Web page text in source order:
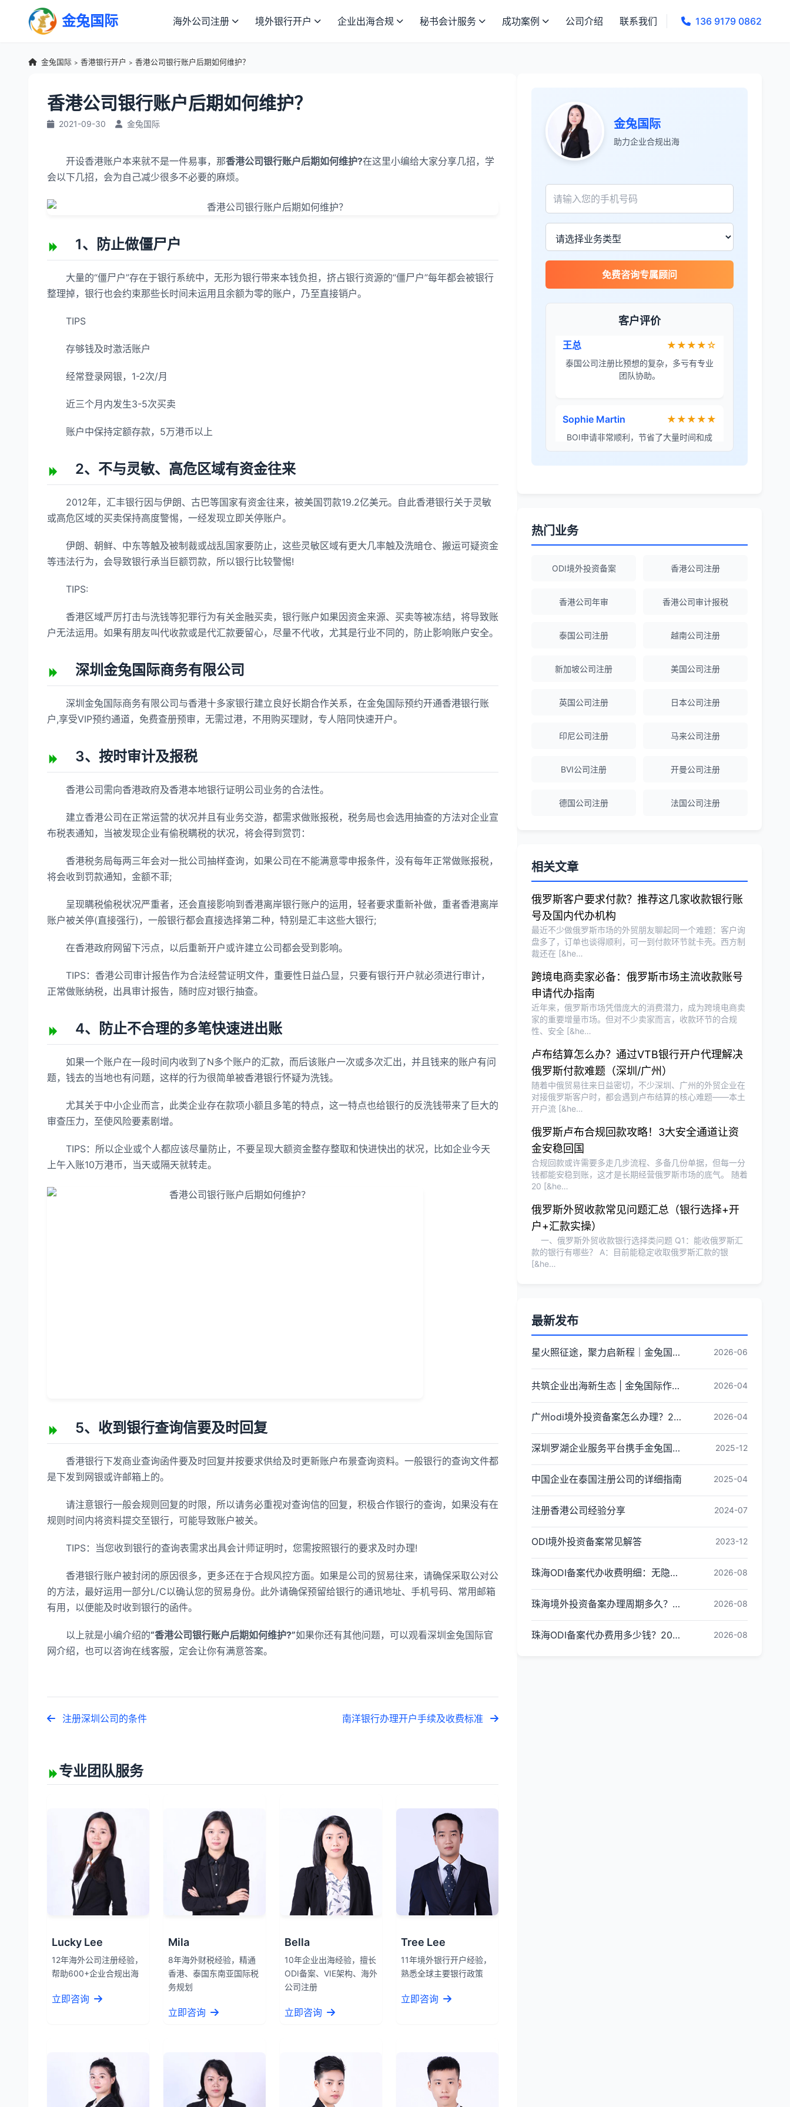
金兔国际 海外公司注册 境外银行开户 企业出海合规 秘书会计服务 成功案例 公司介绍 联系我们 136 9179 0862
金兔国际 > 香港银行开户 > 香港公司银行账户后期如何维护？
香港公司银行账户后期如何维护？
2021-09-30 金兔国际
开设香港账户本来就不是一件易事，那香港公司银行账户后期如何维护?在这里小编给大家分享几招，学
会以下几招，会为自己减少很多不必要的麻烦。
1、防止做僵尸户
大量的“僵尸户”存在于银行系统中，无形为银行带来本钱负担，挤占银行资源的“僵尸户”每年都会被银行
整理掉，银行也会约束那些长时间未运用且余额为零的账户，乃至直接销户。
TIPS
存够钱及时激活账户
经常登录网银，1-2次/月
近三个月内发生3-5次买卖
账户中保持定额存款，5万港币以上
2、不与灵敏、高危区域有资金往来
2012年，汇丰银行因与伊朗、古巴等国家有资金往来，被美国罚款19.2亿美元。自此香港银行关于灵敏
或高危区域的买卖保持高度警惕，一经发现立即关停账户。
伊朗、朝鲜、中东等触及被制裁或战乱国家要防止，这些灵敏区域有更大几率触及洗暗仓、搬运可疑资金
等违法行为，会导致银行承当巨额罚款，所以银行比较警惕!
TIPS:
香港区域严厉打击与洗钱等犯罪行为有关金融买卖，银行账户如果因资金来源、买卖等被冻结，将导致账
户无法运用。如果有朋友叫代收款或是代汇款要留心，尽量不代收，尤其是行业不同的，防止影响账户安全。
深圳金兔国际商务有限公司
深圳金兔国际商务有限公司与香港十多家银行建立良好长期合作关系，在金兔国际预约开通香港银行账
户,享受VIP预约通道，免费查册预审，无需过港，不用购买理财，专人陪同快速开户。
3、按时审计及报税
香港公司需向香港政府及香港本地银行证明公司业务的合法性。
建立香港公司在正常运营的状况并且有业务交游，都需求做账报税，税务局也会选用抽查的方法对企业宣
布税表通知，当被发现企业有偷税瞒税的状况，将会得到赏罚：
香港税务局每两三年会对一批公司抽样查询，如果公司在不能满意零申报条件，没有每年正常做账报税，
将会收到罚款通知，金额不菲;
呈现瞒税偷税状况严重者，还会直接影响到香港离岸银行账户的运用，轻者要求重新补做，重者香港离岸
账户被关停(直接强行)，一般银行都会直接选择第二种，特别是汇丰这些大银行;
在香港政府网留下污点，以后重新开户或许建立公司都会受到影响。
TIPS：香港公司审计报告作为合法经营证明文件，重要性日益凸显，只要有银行开户就必须进行审计，
正常做账纳税，出具审计报告，随时应对银行抽查。
4、防止不合理的多笔快速进出账
如果一个账户在一段时间内收到了N多个账户的汇款，而后该账户一次或多次汇出，并且钱来的账户有问
题，钱去的当地也有问题，这样的行为很简单被香港银行怀疑为洗钱。
尤其关于中小企业而言，此类企业存在款项小额且多笔的特点，这一特点也给银行的反洗钱带来了巨大的
审查压力，至使风险要素剧增。
TIPS：所以企业或个人都应该尽量防止，不要呈现大额资金整存整取和快进快出的状况，比如企业今天
上午入账10万港币，当天或隔天就转走。
5、收到银行查询信要及时回复
香港银行下发商业查询函件要及时回复并按要求供给及时更新账户布景查询资料。一般银行的查询文件都
是下发到网银或许邮箱上的。
请注意银行一般会规则回复的时限，所以请务必重视对查询信的回复，积极合作银行的查询，如果没有在
规则时间内将资料提交至银行，可能导致账户被关。
TIPS：当您收到银行的查询表需求出具会计师证明时，您需按照银行的要求及时办理!
香港银行账户被封闭的原因很多，更多还在于合规风控方面。如果是公司的贸易往来，请确保采取公对公
的方法，最好运用一部分L/C以确认您的贸易身份。此外请确保预留给银行的通讯地址、手机号码、常用邮箱
有用，以便能及时收到银行的函件。
以上就是小编介绍的“香港公司银行账户后期如何维护?”如果你还有其他问题，可以观看深圳金兔国际官
网介绍，也可以咨询在线客服，定会让你有满意答案。
注册深圳公司的条件 南洋银行办理开户手续及收费标准
专业团队服务
Lucky Lee
12年海外公司注册经验，
帮助600+企业合规出海
立即咨询
Mila
8年海外财税经验，精通
香港、泰国东南亚国际税
务规划
立即咨询
Bella
10年企业出海经验，擅长
ODI备案、VIE架构、海外
公司注册
立即咨询
Tree Lee
11年境外银行开户经验，
熟悉全球主要银行政策
立即咨询
金兔国际
助力企业合规出海
免费咨询专属顾问
客户评价
张先生 ★★★★★
服务专业高效，一周就完成了泰国公司注
James Wilson ★★★★★
律手续，非常专业。
团队协助。
Sophie Martin ★★★★★
BOI申请非常顺利，节省了大量时间和成
李女士 ★★★★★
ODI备案服务专业，流程透明，值得信
香港公司注册+银行开户一站式服务，省心
海外公司注册服务非常专业，顾问响应迅
Michael Liu ★★★★☆
泰国BOI申请+建厂规划一站式服务，完
美！
Olivia Wang
香港公司注册和审计服务专业高效，非常
满意。
热门业务
ODI境外投资备案 香港公司注册
香港公司年审 香港公司审计报税
泰国公司注册 越南公司注册
新加坡公司注册 美国公司注册
英国公司注册 日本公司注册
印尼公司注册 马来公司注册
BVI公司注册 开曼公司注册
德国公司注册 法国公司注册
相关文章
俄罗斯客户要求付款？推荐这几家收款银行账
号及国内代办机构
最近不少做俄罗斯市场的外贸朋友聊起同一个难题：客户询
盘多了，订单也谈得顺利，可一到付款环节就卡壳。西方制
裁还在 [&he…
跨境电商卖家必备：俄罗斯市场主流收款账号
申请代办指南
近年来，俄罗斯市场凭借庞大的消费潜力，成为跨境电商卖
家的重要增量市场。但对不少卖家而言，收款环节的合规
性、安全 [&he…
卢布结算怎么办？通过VTB银行开户代理解决
俄罗斯付款难题（深圳/广州）
随着中俄贸易往来日益密切，不少深圳、广州的外贸企业在
对接俄罗斯客户时，都会遇到卢布结算的核心难题——本土
开户流 [&he…
俄罗斯卢布合规回款攻略！3大安全通道让资
金安稳回国
合规回款或许需要多走几步流程、多备几份单据，但每一分
钱都能安稳到账，这才是长期经营俄罗斯市场的底气。 随着
20 [&he…
俄罗斯外贸收款常见问题汇总（银行选择+开
户+汇款实操）
一、俄罗斯外贸收款银行选择类问题 Q1：能收俄罗斯汇
款的银行有哪些？ A：目前能稳定收取俄罗斯汇款的银
[&he…
最新发布
星火照征途，聚力启新程｜金兔国际井冈山红色研学团建圆满收官 2026-06
共筑企业出海新生态 | 金兔国际作为代表单位亮相宝安区出海服务中心揭牌仪式 2026-04
广州odi境外投资备案怎么办理？2026年最新流程详解 2026-04
深圳罗湖企业服务平台携手金兔国际ODI备案专家,共建跨境出海全链条服务新生态 2025-12
中国企业在泰国注册公司的详细指南 2025-04
注册香港公司经验分享 2024-07
ODI境外投资备案常见解答 2023-12
珠海ODI备案代办收费明细：无隐形消费更透明 2026-08
珠海境外投资备案办理周期多久？ODI备案下证时间 2026-08
珠海ODI备案代办费用多少钱？2026最新收费标准 2026-08